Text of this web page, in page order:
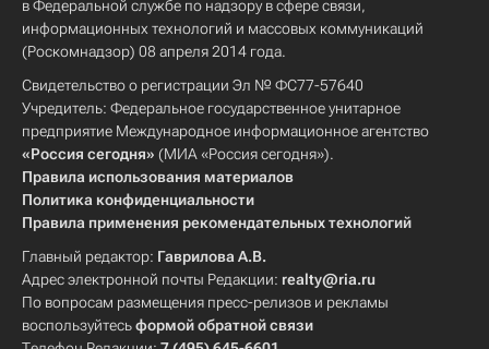
в Федеральной службе по надзору в сфере связи,
информационных технологий и массовых коммуникаций
(Роскомнадзор) 08 апреля 2014 года.
Свидетельство о регистрации Эл № ФС77-57640
Учредитель: Федеральное государственное унитарное
предприятие Международное информационное агентство
«Россия сегодня» (МИА «Россия сегодня»).
Правила использования материалов
Политика конфиденциальности
Правила применения рекомендательных технологий
Главный редактор: Гаврилова А.В.
Адрес электронной почты Редакции: realty@ria.ru
По вопросам размещения пресс-релизов и рекламы
воспользуйтесьформой обратной связи